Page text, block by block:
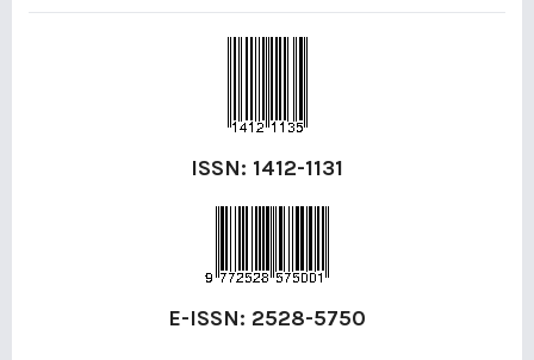
ISSN: 1412-1131
E-ISSN: 2528-5750